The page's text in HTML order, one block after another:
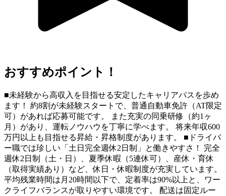
おすすめポイント！
■未経験から高収入を目指せる安定したキャリアパスを歩め
ます！ 約8割が未経験スタートで、普通自動車免許（AT限定
可）があれば応募可能です。 また充実の同乗研修（約1ヶ
月）があり、運転ノウハウを丁寧に学べます。 将来年収600
万円以上も目指せる昇給・昇格制度があります。 ■ドライバ
ー職では珍しい「土日完全週休2日制」と働きやすさ！ 完全
週休2日制（土・日）、夏季休暇（5連休可）、産休・育休
（取得実績あり）など、休日・休暇制度が充実しています。
平均残業時間は月20時間以下で、定着率は90%以上と、ワー
クライフバランスが取りやすい環境です。 配送は固定ルー